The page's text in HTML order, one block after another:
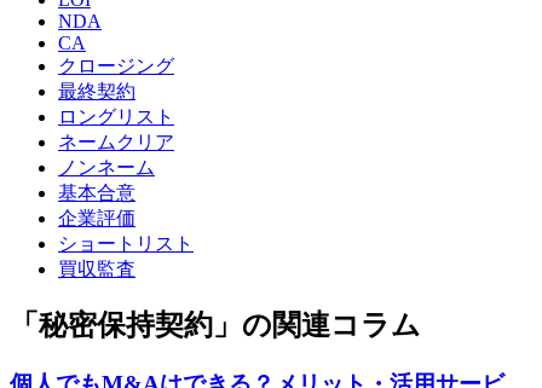
NDA
CA
クロージング
最終契約
ロングリスト
ネームクリア
ノンネーム
基本合意
企業評価
ショートリスト
買収監査
「秘密保持契約」の関連コラム